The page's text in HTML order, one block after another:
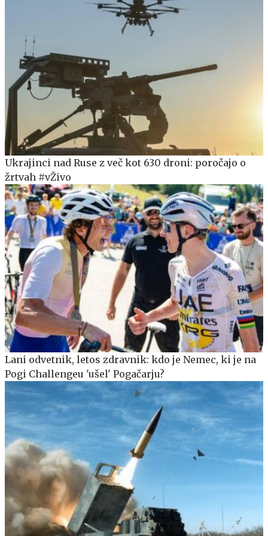
Ukrajinci nad Ruse z več kot 630 droni: poročajo o
žrtvah #vŽivo
Lani odvetnik, letos zdravnik: kdo je Nemec, ki je na
Pogi Challengeu 'ušel' Pogačarju?